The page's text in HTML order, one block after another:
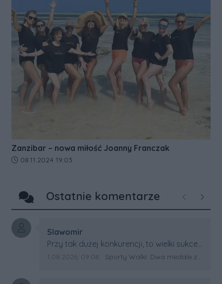
Zanzibar – nowa miłość Joanny Franczak
Data dodania artykułu:
08.11.2024 19:03
Ostatnie komentarze Poprzednie
Autor komentarza:
Slawomir
Treść komentarza:
Przy tak dużej konkurencji, to wielki sukces
Artura. Gratulacje !
Data dodania komentarza:
1.08.2026, 09:08 Źródło komentarza:
Sporty Walki: Dwa medale za oceanem